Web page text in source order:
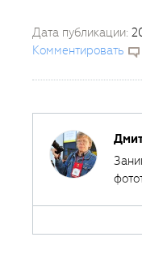
Дата публикации:
Комментировать
за